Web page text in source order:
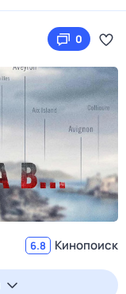
0
6.8 Кинопоиск